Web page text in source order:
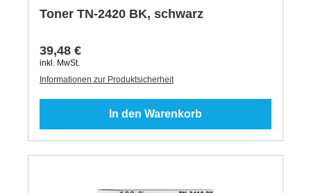
Toner TN-2420 BK, schwarz
39,48 €
inkl. MwSt.
Informationen zur Produktsicherheit
In den Warenkorb